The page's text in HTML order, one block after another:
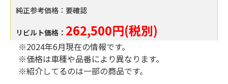
純正参考価格：要確認
リビルト価格： 262,500円(税別)
※2024年6月現在の情報です。
※価格は車種や品番により異なります。
※紹介してるのは一部の商品です。